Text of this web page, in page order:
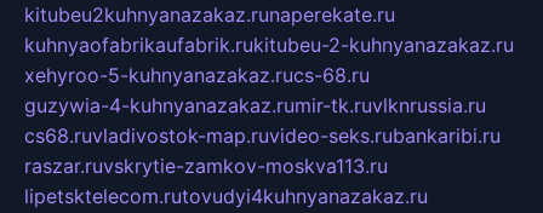
kitubeu2kuhnyanazakaz.runaperekate.ru
kuhnyaofabrikaufabrik.rukitubeu-2-kuhnyanazakaz.ru
xehyroo-5-kuhnyanazakaz.rucs-68.ru
guzywia-4-kuhnyanazakaz.rumir-tk.ruvlknrussia.ru
cs68.ruvladivostok-map.ruvideo-seks.rubankaribi.ru
raszar.ruvskrytie-zamkov-moskva113.ru
lipetsktelecom.rutovudyi4kuhnyanazakaz.ru